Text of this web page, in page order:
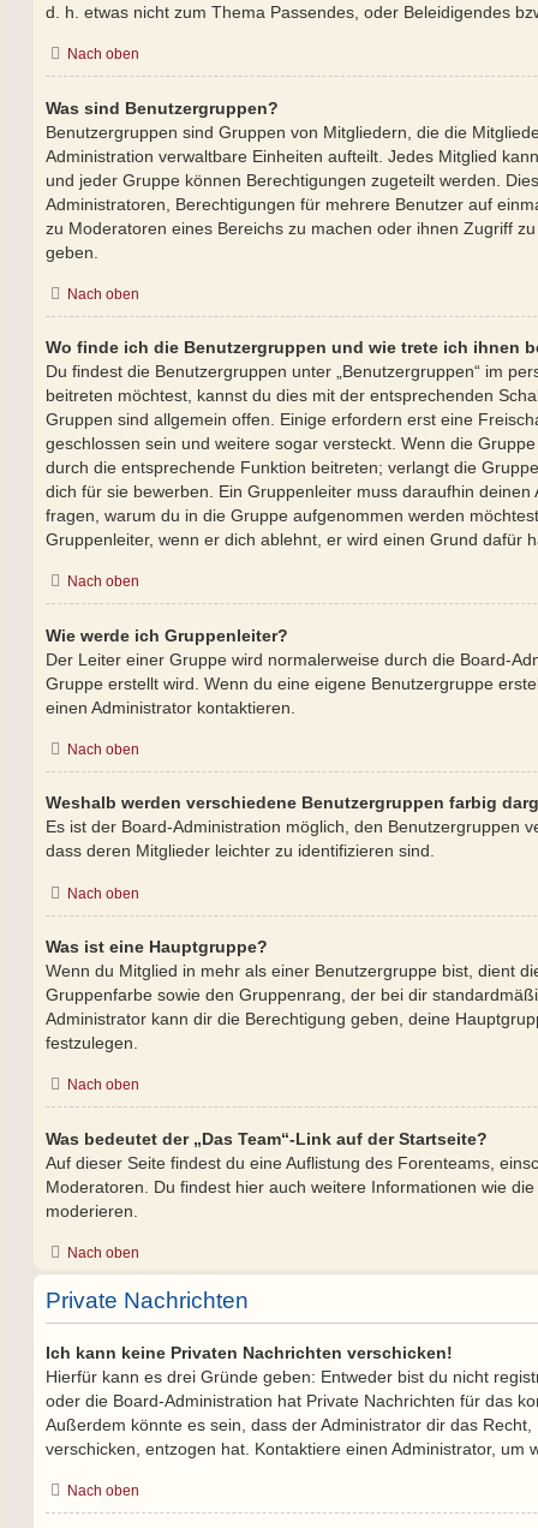
d. h. etwas nicht zum Thema Passendes, oder Beleidigendes
Nach oben
Was sind Benutzergruppen?
Benutzergruppen sind Gruppen von Mitgliedern, die die
Administration verwaltbare Einheiten aufteilt. Jedes Mitglied
und jeder Gruppe können Berechtigungen zugeteilt werden.
Administratoren, Berechtigungen für mehrere Benutzer auf
zu Moderatoren eines Bereichs zu machen oder ihnen Zugriff
geben.
Nach oben
Wo finde ich die Benutzergruppen und wie trete ich ihnen
Du findest die Benutzergruppen unter „Benutzergruppen“ im
beitreten möchtest, kannst du dies mit der entsprechenden
Gruppen sind allgemein offen. Einige erfordern erst eine
geschlossen sein und weitere sogar versteckt. Wenn die
durch die entsprechende Funktion beitreten; verlangt die
dich für sie bewerben. Ein Gruppenleiter muss daraufhin
fragen, warum du in die Gruppe aufgenommen werden
Gruppenleiter, wenn er dich ablehnt, er wird einen Grund dafür
Nach oben
Wie werde ich Gruppenleiter?
Der Leiter einer Gruppe wird normalerweise durch die Board-
Gruppe erstellt wird. Wenn du eine eigene Benutzergruppe
einen Administrator kontaktieren.
Nach oben
Weshalb werden verschiedene Benutzergruppen farbig
Es ist der Board-Administration möglich, den Benutzergruppen
dass deren Mitglieder leichter zu identifizieren sind.
Nach oben
Was ist eine Hauptgruppe?
Wenn du Mitglied in mehr als einer Benutzergruppe bist, dient
Gruppenfarbe sowie den Gruppenrang, der bei dir
Administrator kann dir die Berechtigung geben, deine
festzulegen.
Nach oben
Was bedeutet der „Das Team“-Link auf der Startseite?
Auf dieser Seite findest du eine Auflistung des Forenteams,
Moderatoren. Du findest hier auch weitere Informationen wie
moderieren.
Nach oben
Private Nachrichten
Ich kann keine Privaten Nachrichten verschicken!
Hierfür kann es drei Gründe geben: Entweder bist du nicht
oder die Board-Administration hat Private Nachrichten für das
Außerdem könnte es sein, dass der Administrator dir das
verschicken, entzogen hat. Kontaktiere einen Administrator, um
Nach oben